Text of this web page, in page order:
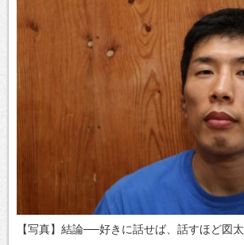
【写真】結論──好きに話せば、話すほど図